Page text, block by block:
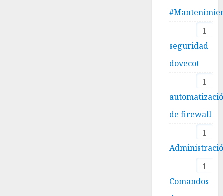
1
seguridad
dovecot
1
de firewall
1
1
Comandos